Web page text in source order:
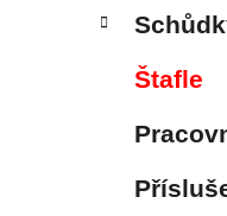
s
e
Štafle